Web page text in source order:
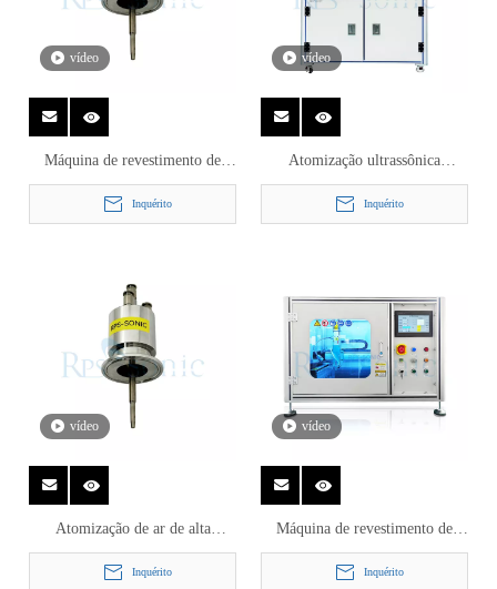
vídeo
Máquina de revestimento de
pulverização por pulverização
por pulverização por
para baixa viscosidade
Inquérito
vídeo
Atomização ultrassônica
ajustável do ar do revestimento
de célula combustível da
Inquérito
vídeo
Atomização de ar de alta
frequência A máquina de
revestimento de spray de spray
Inquérito
vídeo
Máquina de revestimento de
pulverizador ultrassônico do
bocal do pulverizador da elevada
Inquérito